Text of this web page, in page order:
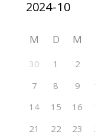
M D M
30 1 2
7
8 9
14
15 16
21
22 23